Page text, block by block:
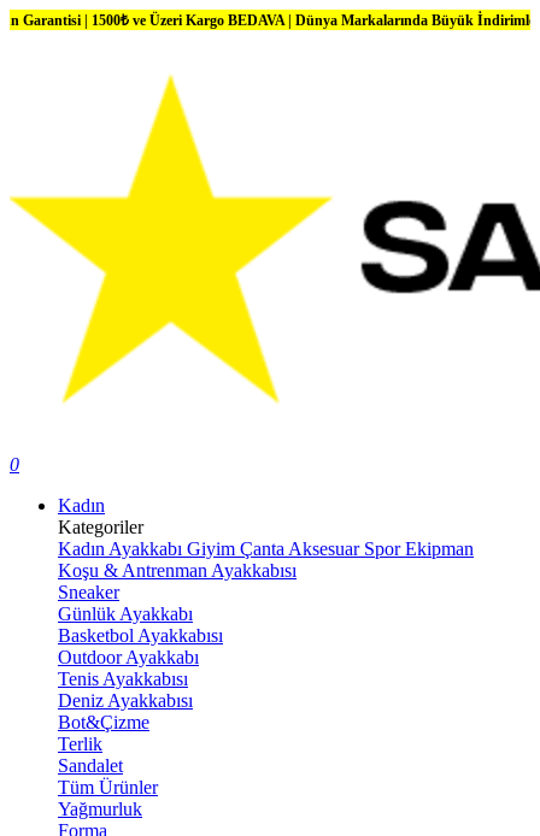
ve Üzeri Kargo BEDAVA | Dünya Markalarında Büyük İndirimler
0
Kadın
Kategoriler
Kadın Ayakkabı Giyim Çanta Aksesuar Spor Ekipman
Koşu & Antrenman Ayakkabısı
Sneaker
Günlük Ayakkabı
Basketbol Ayakkabısı
Outdoor Ayakkabı
Tenis Ayakkabısı
Deniz Ayakkabısı
Bot&Çizme
Terlik
Sandalet
Tüm Ürünler
Yağmurluk
Forma